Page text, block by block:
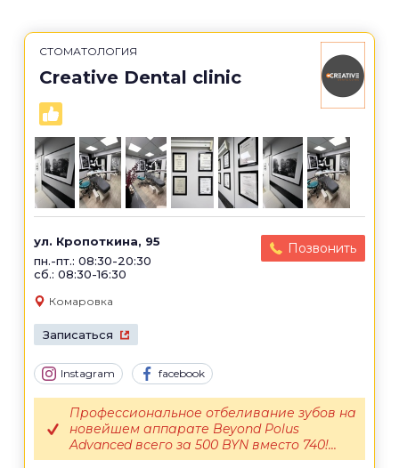
СТОМАТОЛОГИЯ
Creative Dental clinic
ул. Кропоткина, 95
пн.-пт.: 08:30-20:30
сб.: 08:30-16:30
Позвонить
Комаровка
Записаться
Instagram facebook
Профессиональное отбеливание зубов на
новейшем аппарате Beyond Polus
Advanced всего за 500 BYN вместо 740!...